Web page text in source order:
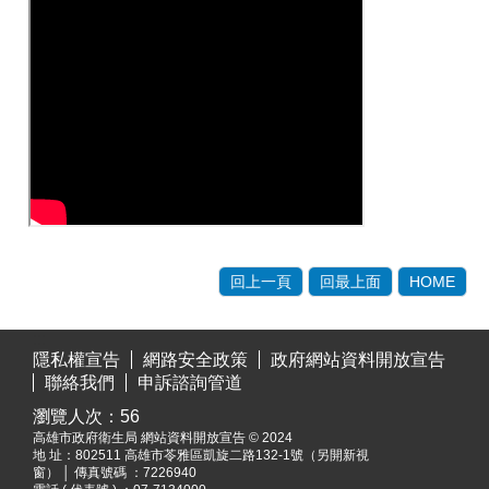
回上一頁 回最上面 HOME
隱私權宣告
網路安全政策
政府網站資料開放宣告
聯絡我們
申訴諮詢管道
瀏覽人次： 56
高雄市政府衛生局 網站資料開放宣告 © 2024
地 址： 802511 高雄市苓雅區凱旋二路132-1號（另開新視
窗）
│ 傳真號碼 ：7226940